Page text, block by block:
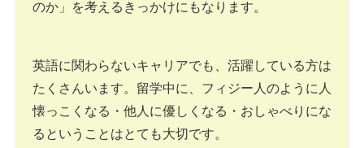
のか」を考えるきっかけにもなります。
英語に関わらないキャリアでも、活躍している方は
たくさんいます。留学中に、フィジー人のように人
懐っこくなる・他人に優しくなる・おしゃべりにな
るということはとても大切です。